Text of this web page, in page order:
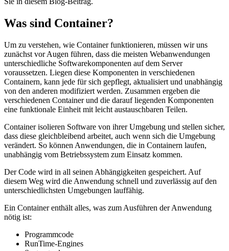
Was sind Container?
Um zu verstehen, wie Container funktionieren, müssen wir uns
zunächst vor Augen führen, dass die meisten Webanwendungen
unterschiedliche Softwarekomponenten auf dem Server
voraussetzen. Liegen diese Komponenten in verschiedenen
Containern, kann jede für sich gepflegt, aktualisiert und unabhängig
von den anderen modifiziert werden. Zusammen ergeben die
verschiedenen Container und die darauf liegenden Komponenten
eine funktionale Einheit mit leicht austauschbaren Teilen.
Container isolieren Software von ihrer Umgebung und stellen sicher,
dass diese gleichbleibend arbeitet, auch wenn sich die Umgebung
verändert. So können Anwendungen, die in Containern laufen,
unabhängig vom Betriebssystem zum Einsatz kommen.
Der Code wird in all seinen Abhängigkeiten gespeichert. Auf
diesem Weg wird die Anwendung schnell und zuverlässig auf den
unterschiedlichsten Umgebungen lauffähig.
Ein Container enthält alles, was zum Ausführen der Anwendung
nötig ist:
Programmcode
RunTime-Engines